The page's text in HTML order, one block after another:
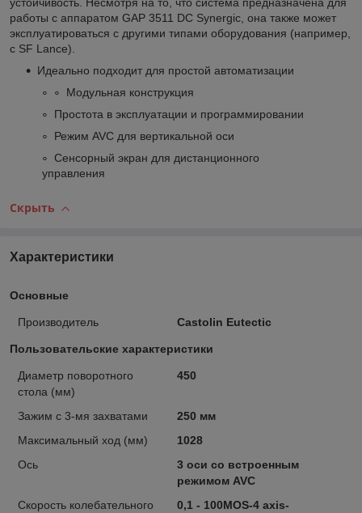
устойчивость. Несмотря на то, что система предназначена для
работы с аппаратом GAP 3511 DC Synergic, она также может
эксплуатироваться с другими типами оборудования (например,
с SF Lance).
Идеально подходит для простой автоматизации
Модульная конструкция
Простота в эксплуатации и программировании
Режим AVC для вертикальной оси
Сенсорный экран для дистанционного
управления
Скрыть
Характеристики
Основные
Производитель Castolin Eutectic
Пользовательские характеристики
Диаметр поворотного
стола (мм)
450
Зажим с 3-мя захватами
250 мм
Максимальный ход (мм)
1028
Ось
3 оси со встроенным
режимом AVC
Скорость колебательного
0,1 - 100MOS-4 axis-